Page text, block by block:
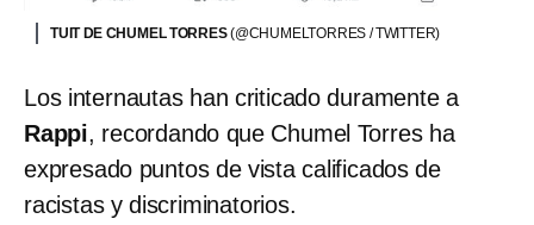
TUIT DE CHUMEL TORRES(@CHUMELTORRES / TWITTER)
Los internautas han criticado duramente a
Rappi, recordando que Chumel Torres ha
expresado puntos de vista calificados de
racistas y discriminatorios.